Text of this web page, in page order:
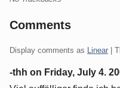
Comments
Display comments as Linear |
-thh on Friday, July 4.